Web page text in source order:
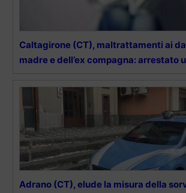
Caltagirone (CT), maltrattamenti ai
madre e dell’ex compagna: arrestato
Adrano (CT), elude la misura della